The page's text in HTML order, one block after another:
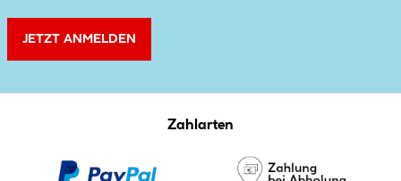
JETZT ANMELDEN
Zahlarten